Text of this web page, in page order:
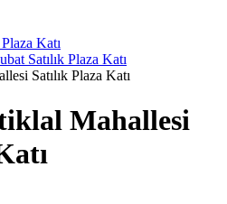
Katı
Satılık Plaza Katı
Satılık Plaza Katı
Mahallesi